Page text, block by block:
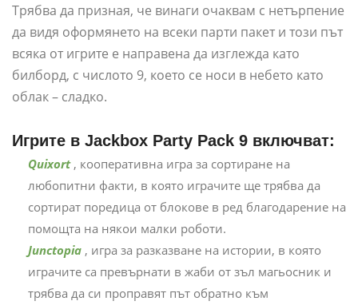
Трябва да призная, че винаги очаквам с нетърпение
да видя оформянето на всеки парти пакет и този път
всяка от игрите е направена да изглежда като
билборд, с числото 9, което се носи в небето като
облак – сладко.
Игрите в Jackbox Party Pack 9 включват:
Quixort , кооперативна игра за сортиране на
любопитни факти, в която играчите ще трябва да
сортират поредица от блокове в ред благодарение на
помощта на някои малки роботи.
Junctopia , игра за разказване на истории, в която
играчите са превърнати в жаби от зъл магьосник и
трябва да си проправят път обратно към